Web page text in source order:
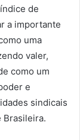
de
a importante
uma
valer,
como um
e
sindicais
Brasileira.